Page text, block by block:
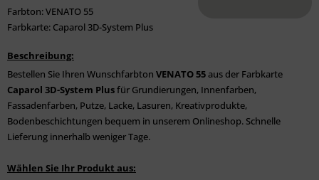
Farbton: VENATO 55
Farbkarte: Caparol 3D-System Plus
Beschreibung:
Bestellen Sie Ihren Wunschfarbton VENATO 55aus der Farbkarte
Caparol 3D-System Plusfür Grundierungen, Innenfarben,
Fassadenfarben, Putze, Lacke, Lasuren, Kreativprodukte,
Bodenbeschichtungen bequem in unserem Onlineshop. Schnelle
Lieferung innerhalb weniger Tage.
Wählen Sie Ihr Produkt aus: